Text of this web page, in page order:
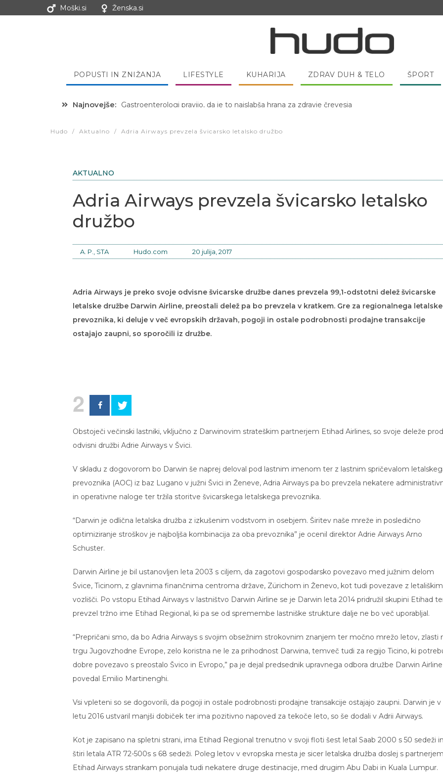
Moški.si Ženska.si
POPUSTI IN ZNIŽANJA LIFESTYLE KUHARIJA ZDRAV DUH & TELO ŠPORT
Najnovejše: Hibernacijska dieta: Zakaj je pred spanjem dobro pojesti žlico medu?
Hudo / Aktualno / Adria Airways prevzela švicarsko letalsko družbo
AKTUALNO
Adria Airways prevzela švicarsko letalsko
družbo
A. P., STA Hudo.com 20 julija, 2017
Adria Airways je preko svoje odvisne švicarske družbe danes prevzela 99,1-odstotni delež švicarske
letalske družbe Darwin Airline, preostali delež pa bo prevzela v kratkem. Gre za regionalnega
prevoznika, ki deluje v več evropskih državah, pogoji in ostale podrobnosti prodajne transakcije
ostajajo zaupni, so sporočili iz družbe.
2
Obstoječi večinski lastniki, vključno z Darwinovim strateškim partnerjem Etihad Airlines, so svoje deleže
odvisni družbi Adrie Airways v Švici.
V skladu z dogovorom bo Darwin še naprej deloval pod lastnim imenom ter z lastnim spričevalom
prevoznika (AOC) iz baz Lugano v južni Švici in Ženeve, Adria Airways pa bo prevzela nekatere
in operativne naloge ter tržila storitve švicarskega letalskega prevoznika.
“Darwin je odlična letalska družba z izkušenim vodstvom in osebjem. Širitev naše mreže in posledično
optimiziranje stroškov je najboljša kombinacija za oba prevoznika” je ocenil direktor Adrie Airways Arno
Schuster.
Darwin Airline je bil ustanovljen leta 2003 s ciljem, da zagotovi gospodarsko povezavo med južnim delom
Švice, Ticinom, z glavnima finančnima centroma države, Zürichom in Ženevo, kot tudi povezave z
vozlišči. Po vstopu Etihad Airways v lastništvo Darwin Airline se je Darwin leta 2014 pridružil skupini Etihad
prevzel tržno ime Etihad Regional, ki pa se od spremembe lastniške strukture dalje ne bo več uporabljal.
“Prepričani smo, da bo Adria Airways s svojim obsežnim strokovnim znanjem ter močno mrežo letov, zlasti
trgu Jugovzhodne Evrope, zelo koristna ne le za prihodnost Darwina, temveč tudi za regijo Ticino, ki
dobre povezavo s preostalo Švico in Evropo,” pa je dejal predsednik upravnega odbora družbe Darwin Airline
povedal Emilio Martinenghi.
Vsi vpleteni so se dogovorili, da pogoji in ostale podrobnosti prodajne transakcije ostajajo zaupni. Darwin je v
letu 2016 ustvaril manjši dobiček ter ima pozitivno napoved za tekoče leto, so še dodali v Adrii Airways.
Kot je zapisano na spletni strani, ima Etihad Regional trenutno v svoji floti šest letal Saab 2000 s 50 sedeži in
štiri letala ATR 72-500s s 68 sedeži. Poleg letov v evropska mesta je sicer letalska družba doslej s partnerjem
Etihad Airways strankam ponujala tudi nekatere druge destinacije, med drugim Abu Dabi in Kuala Lumpur.